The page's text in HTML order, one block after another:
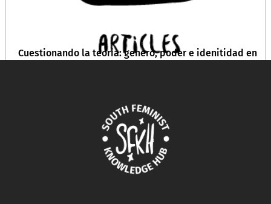
Cuestionando la teoria: genero, poder e idenitidad en